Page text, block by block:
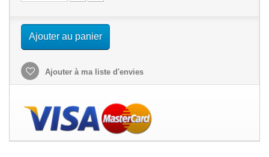
Ajouter au panier
Ajouter à ma liste d'envies